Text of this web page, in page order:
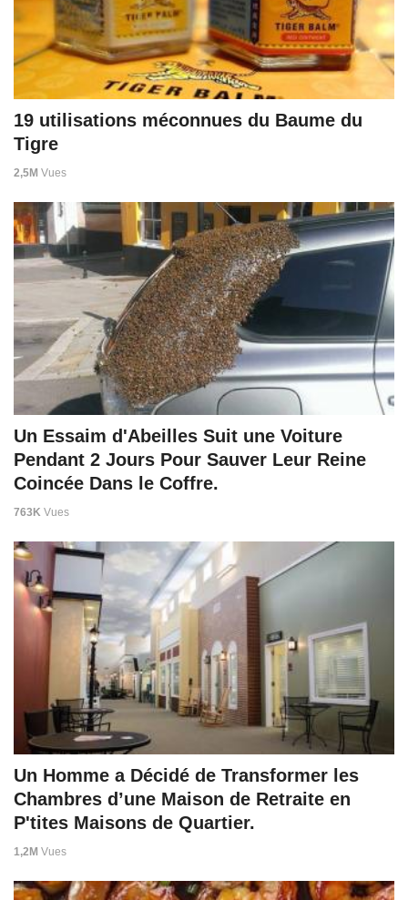
19 utilisations méconnues du Baume du
Tigre
2,5M Vues
Un Essaim d'Abeilles Suit une Voiture
Pendant 2 Jours Pour Sauver Leur Reine
Coincée Dans le Coffre.
763K Vues
Un Homme a Décidé de Transformer les
Chambres d’une Maison de Retraite en
P'tites Maisons de Quartier.
1,2M Vues